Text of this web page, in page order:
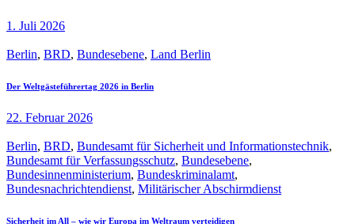
1. Juli 2026
Berlin, BRD, Bundesebene, Land Berlin
Der Weltgästeführertag 2026 in Berlin
22. Februar 2026
Berlin, BRD, Bundesamt für Sicherheit und Informationstechnik,
Bundesamt für Verfassungsschutz, Bundesebene,
Bundesinnenministerium, Bundeskriminalamt,
Bundesnachrichtendienst, Militärischer Abschirmdienst
Sicherheit im All – wie wir Europa im Weltraum verteidigen